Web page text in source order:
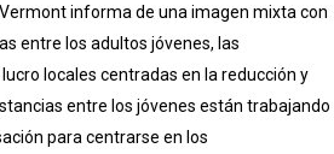
informa de una imagen mixta con
entre los adultos jóvenes, las
locales centradas en la reducción y
entre los jóvenes están trabajando
para centrarse en los